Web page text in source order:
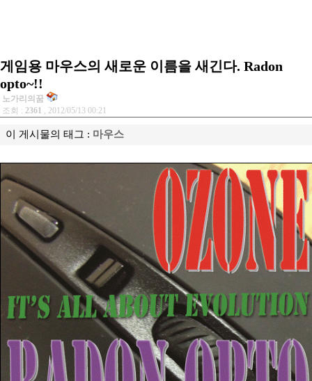
게임용 마우스의 새로운 이름을 새긴다. Radon
opto~!!
노가리의꿈
조회 : 2361 , 2012/05/13 00:21
이 게시물의 태그 : 마우스